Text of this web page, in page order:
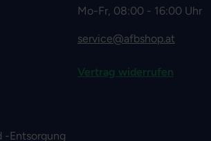
-Entsorgung
Mo-Fr, 08:00 - 16:00 Uhr
service@afbshop.at
Vertrag widerrufen